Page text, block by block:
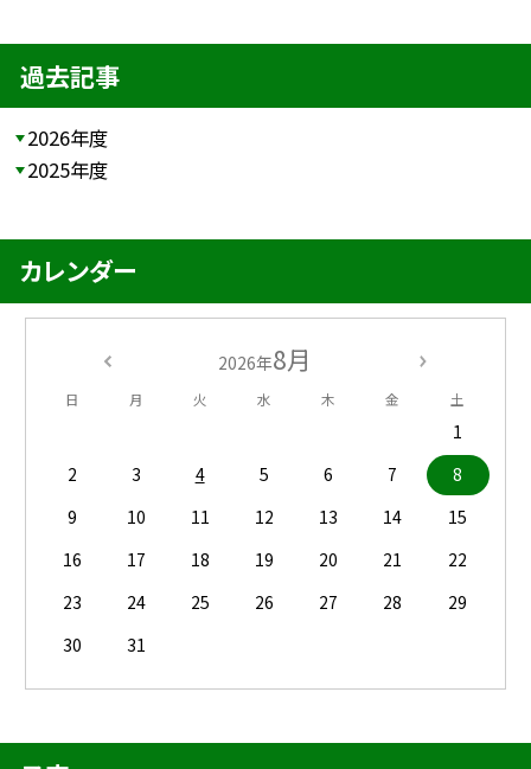
過去記事
2026年度
2025年度
カレンダー
2026年8月
日 月 火 水 木 金 土
1
2
3 4 5 6 7
8
9
10 11 12 13 14
15
16
17 18 19 20 21
22
23
24 25 26 27 28
29
30
31